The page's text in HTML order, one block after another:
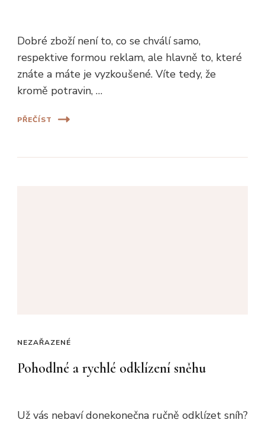
Dobré zboží není to, co se chválí samo,
respektive formou reklam, ale hlavně to, které
znáte a máte je vyzkoušené. Víte tedy, že
kromě potravin, …
PŘEČÍST
NEZAŘAZENÉ
Pohodlné a rychlé odklízení sněhu
Už vás nebaví donekonečna ručně odklízet sníh?